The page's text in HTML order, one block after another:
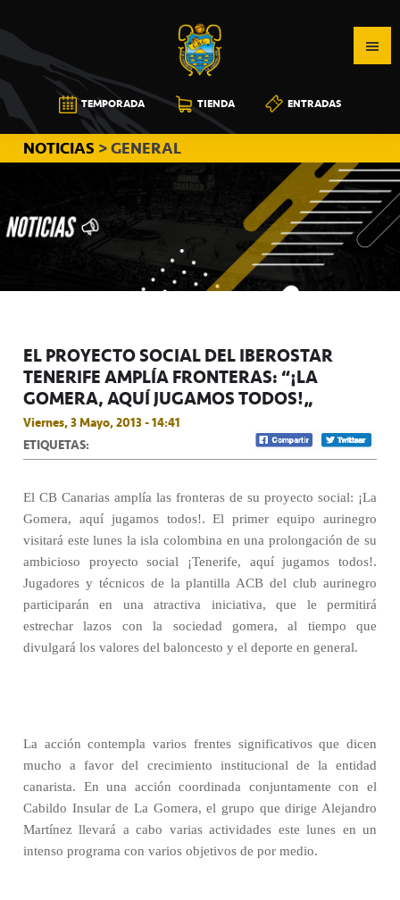
a
la
navegación
principal
al
contenido
principal
a
la
barra
lateral
principal
CB
CANARIAS
TEMPORADA TIENDA ENTRADAS
NOTICIAS > GENERAL
EL PROYECTO SOCIAL DEL IBEROSTAR
TENERIFE AMPLÍA FRONTERAS: “¡LA
GOMERA, AQUÍ JUGAMOS TODOS!”
Viernes, 3 Mayo, 2013 - 14:41
ETIQUETAS:
El CB Canarias amplía las fronteras de su proyecto social: ¡La
Gomera, aquí jugamos todos!. El primer equipo aurinegro
visitará este lunes la isla colombina en una prolongación de su
ambicioso proyecto social ¡Tenerife, aquí jugamos todos!.
Jugadores y técnicos de la plantilla ACB del club aurinegro
participarán en una atractiva iniciativa, que le permitirá
estrechar lazos con la sociedad gomera, al tiempo que
divulgará los valores del baloncesto y el deporte en general.
La acción contempla varios frentes significativos que dicen
mucho a favor del crecimiento institucional de la entidad
canarista. En una acción coordinada conjuntamente con el
Cabildo Insular de La Gomera, el grupo que dirige Alejandro
Martínez llevará a cabo varias actividades este lunes en un
intenso programa con varios objetivos de por medio.